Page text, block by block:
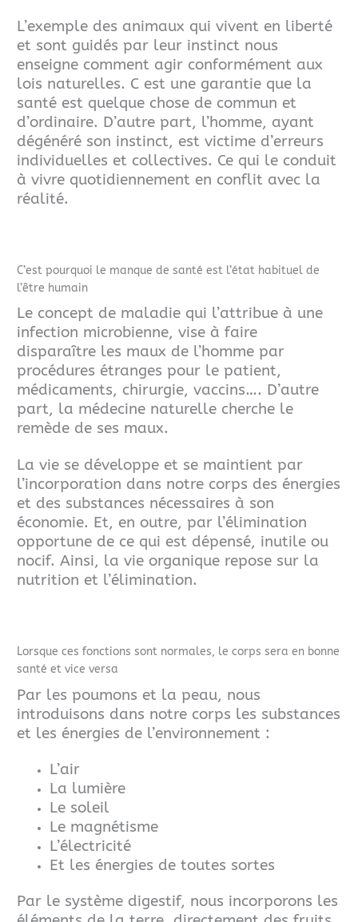
L’exemple des animaux qui vivent en liberté
et sont guidés par leur instinct nous
enseigne comment agir conformément aux
lois naturelles. C est une garantie que la
santé est quelque chose de commun et
d’ordinaire. D’autre part, l’homme, ayant
dégénéré son instinct, est victime d’erreurs
individuelles et collectives. Ce qui le conduit
à vivre quotidiennement en conflit avec la
réalité.
C’est pourquoi le manque de santé est l’état habituel de
l’être humain
Le concept de maladie qui l’attribue à une
infection microbienne, vise à faire
disparaître les maux de l’homme par
procédures étranges pour le patient,
médicaments, chirurgie, vaccins…. D’autre
part, la médecine naturelle cherche le
remède de ses maux.
La vie se développe et se maintient par
l’incorporation dans notre corps des énergies
et des substances nécessaires à son
économie. Et, en outre, par l’élimination
opportune de ce qui est dépensé, inutile ou
nocif. Ainsi, la vie organique repose sur la
nutrition et l’élimination.
Lorsque ces fonctions sont normales, le corps sera en bonne
santé et vice versa
Par les poumons et la peau, nous
introduisons dans notre corps les substances
et les énergies de l’environnement :
L’air
La lumière
Le soleil
Le magnétisme
L’électricité
Et les énergies de toutes sortes
Par le système digestif, nous incorporons les